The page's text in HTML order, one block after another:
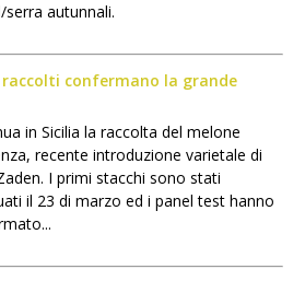
serra autunnali.
I raccolti confermano la grande
in Sicilia la raccolta del melone
recente introduzione varietale di
I primi stacchi sono stati
il 23 di marzo ed i panel test hanno